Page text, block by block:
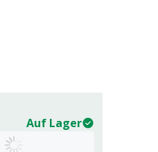
Auf Lager